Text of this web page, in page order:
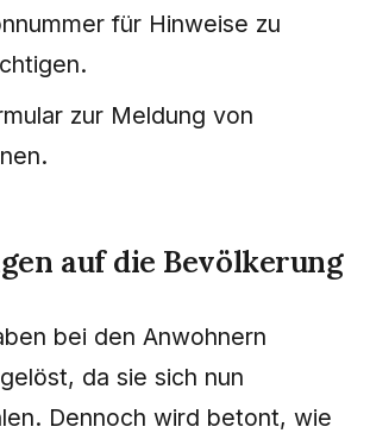
für Hinweise zu
zur Meldung von
auf die Bevölkerung
bei den Anwohnern
da sie sich nun
Dennoch wird betont, wie